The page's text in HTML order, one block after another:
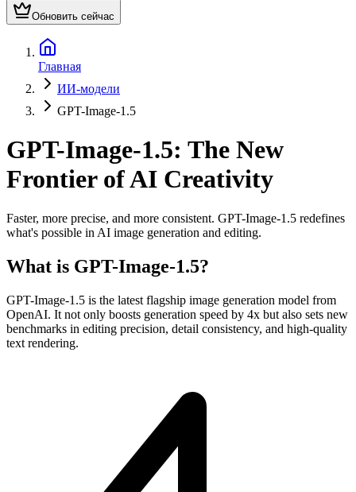
Обновить сейчас
Главная
ИИ-модели
GPT-Image-1.5
GPT-Image-1.5: The New
Frontier of AI Creativity
Faster, more precise, and more consistent. GPT-Image-1.5 redefines
what's possible in AI image generation and editing.
What is GPT-Image-1.5?
GPT-Image-1.5 is the latest flagship image generation model from
OpenAI. It not only boosts generation speed by 4x but also sets new
benchmarks in editing precision, detail consistency, and high-quality
text rendering.